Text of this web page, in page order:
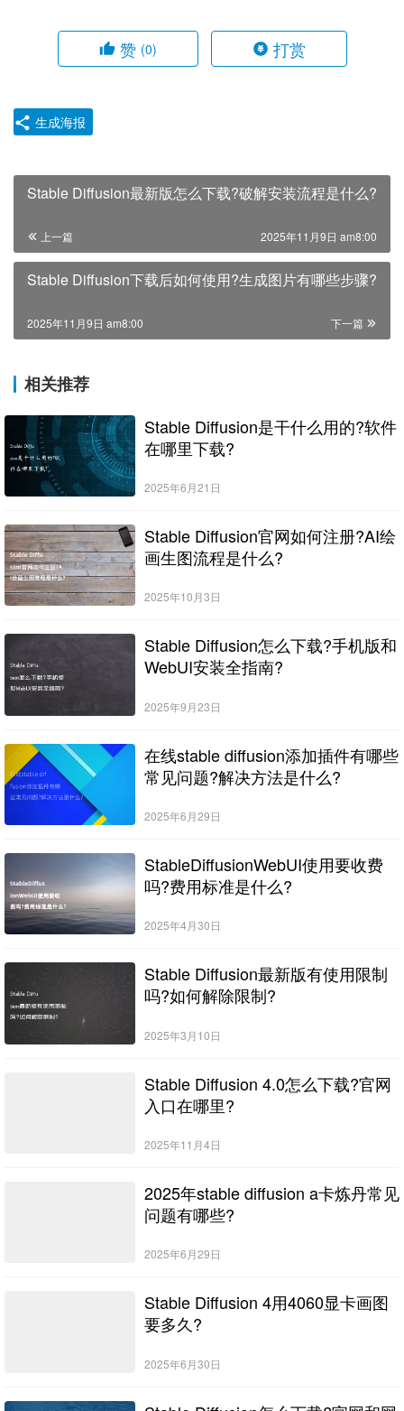
赞 (0) 打赏
生成海报
Stable Diffusion最新版怎么下载?破解安装流程是什么?
上一篇 2025年11月9日 am8:00
Stable Diffusion下载后如何使用?生成图片有哪些步骤?
下一篇
2025年11月9日 am8:00
相关推荐
Stable Diffusion是干什么用的?软件
在哪里下载?
2025年6月21日
Stable Diffusion官网如何注册?AI绘
画生图流程是什么?
2025年10月3日
Stable Diffusion怎么下载?手机版和
WebUI安装全指南?
2025年9月23日
在线stable diffusion添加插件有哪些
常见问题?解决方法是什么?
2025年6月29日
StableDiffusionWebUI使用要收费
吗?费用标准是什么?
2025年4月30日
Stable Diffusion最新版有使用限制
吗?如何解除限制?
2025年3月10日
Stable Diffusion 4.0怎么下载?官网
入口在哪里?
2025年11月4日
2025年stable diffusion a卡炼丹常见
问题有哪些?
2025年6月29日
Stable Diffusion 4用4060显卡画图
要多久?
2025年6月30日